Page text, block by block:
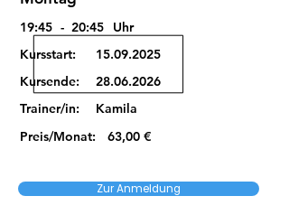
19:45 - 20:45
Uhr
Kursstart:
15.09.2025
Kursende:
28.06.2026
Trainer/in:
Kamila
Preis/Monat:
63,00 €
Zur Anmeldung